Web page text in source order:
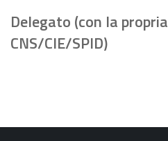
Delegato (con la propria
CNS/CIE/SPID)